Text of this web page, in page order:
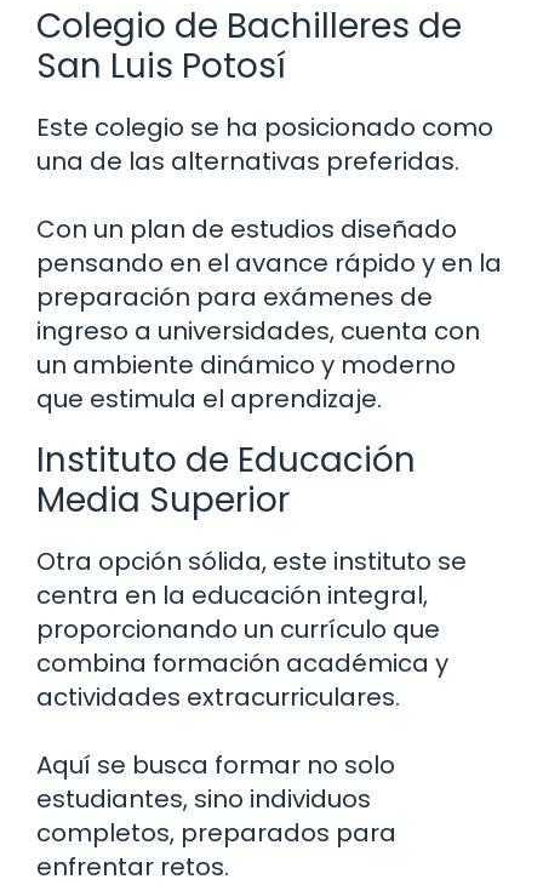
Colegio de Bachilleres de
San Luis Potosí
Este colegio se ha posicionado como
una de las alternativas preferidas.
Con un plan de estudios diseñado
pensando en el avance rápido y en la
preparación para exámenes de
ingreso a universidades, cuenta con
un ambiente dinámico y moderno
que estimula el aprendizaje.
Instituto de Educación
Media Superior
Otra opción sólida, este instituto se
centra en la educación integral,
proporcionando un currículo que
combina formación académica y
actividades extracurriculares.
Aquí se busca formar no solo
estudiantes, sino individuos
completos, preparados para
enfrentar retos.